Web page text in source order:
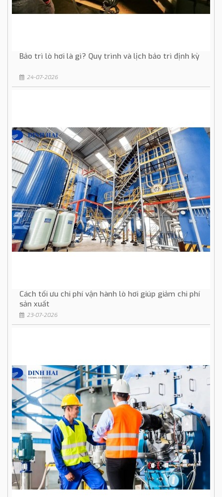
Bảo trì lò hơi là gì? Quy trình và lịch bảo trì định kỳ
24-07-2026
Cách tối ưu chi phí vận hành lò hơi giúp giảm chi phí
sản xuất
23-07-2026